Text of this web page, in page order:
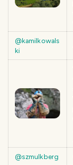
@kamilkowals
ki
@szmulkberg